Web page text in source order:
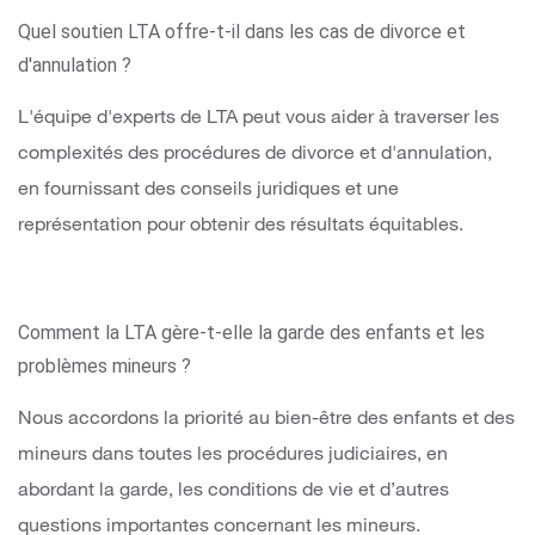
Quel soutien LTA offre-t-il dans les cas de divorce et
d'annulation ?
L'équipe d'experts de LTA peut vous aider à traverser les
complexités des procédures de divorce et d'annulation,
en fournissant des conseils juridiques et une
représentation pour obtenir des résultats équitables.
Comment la LTA gère-t-elle la garde des enfants et les
problèmes mineurs ?
Nous accordons la priorité au bien-être des enfants et des
mineurs dans toutes les procédures judiciaires, en
abordant la garde, les conditions de vie et d’autres
questions importantes concernant les mineurs.